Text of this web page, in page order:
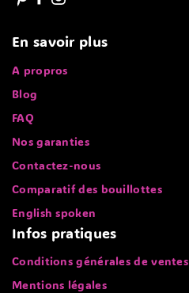
En savoir plus
A propros
Blog
FAQ
Nos garanties
Contactez-nous
Comparatif des bouillottes
English spoken
Infos pratiques
Conditions générales de ventes
Mentions légales